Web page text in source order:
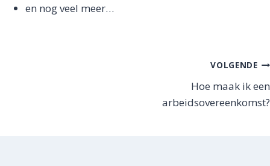
en nog veel meer…
VOLGENDE
Hoe maak ik een
arbeidsovereenkomst?